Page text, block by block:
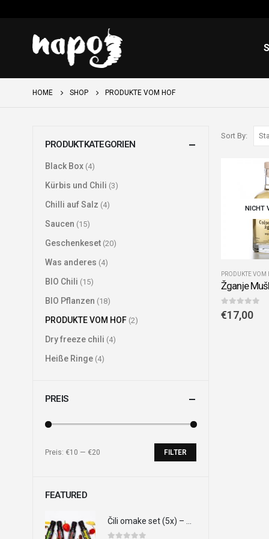
HOME SHOP PRODUKTE VOM HOF
Sort By:
NICHT
PRODUKTE VOM
Žganje
0out of 5
€17,00
PRODUKTKATEGORIEN
Black Box (4)
Kürbis und Chili (3)
Chilli auf Salz (4)
Saucen (15)
Geschenkeset (20)
Was anderes (4)
BIO Chili (15)
BIO Pflanzen (18)
PRODUKTE VOM HOF (2)
Dry freeze chili (4)
Heiße Ringe (4)
PREIS
FILTER
Preis: €10 — €20
FEATURED